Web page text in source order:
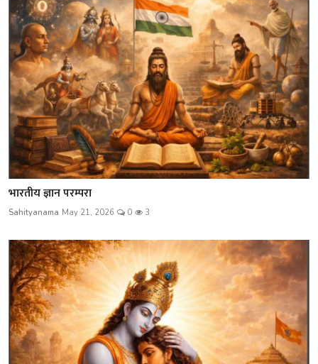
भारतीय ज्ञान परम्परा
Sahityanama May 21, 2026 0 3